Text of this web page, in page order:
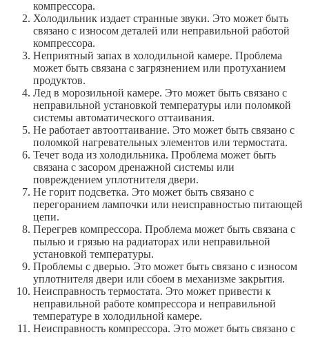
компрессора.
Холодильник издает странные звуки. Это может быть
связано с износом деталей или неправильной работой
компрессора.
Неприятный запах в холодильной камере. Проблема
может быть связана с загрязнением или протуханием
продуктов.
Лед в морозильной камере. Это может быть связано с
неправильной установкой температуры или поломкой
системы автоматического оттаивания.
Не работает автооттаивание. Это может быть связано с
поломкой нагревательных элементов или термостата.
Течет вода из холодильника. Проблема может быть
связана с засором дренажной системы или
повреждением уплотнителя двери.
Не горит подсветка. Это может быть связано с
перегоранием лампочки или неисправностью питающей
цепи.
Перегрев компрессора. Проблема может быть связана с
пылью и грязью на радиаторах или неправильной
установкой температуры.
Проблемы с дверью. Это может быть связано с износом
уплотнителя двери или сбоем в механизме закрытия.
Неисправность термостата. Это может привести к
неправильной работе компрессора и неправильной
температуре в холодильной камере.
Неисправность компрессора. Это может быть связано с